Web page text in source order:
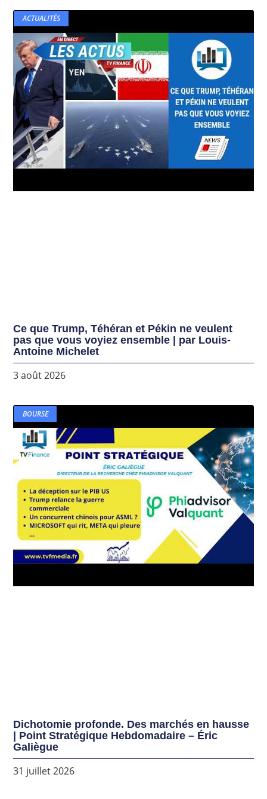
ACTUALITÉS
Ce que Trump, Téhéran et Pékin ne veulent
pas que vous voyiez ensemble | par Louis-
Antoine Michelet
3 août 2026
BOURSE
Dichotomie profonde. Des marchés en hausse
| Point Stratégique Hebdomadaire – Éric
Galiègue
31 juillet 2026